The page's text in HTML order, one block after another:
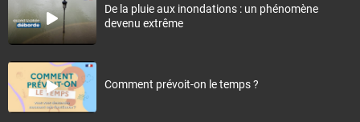
De la pluie aux inondations : un phénomène
devenu extrême
Comment prévoit-on le temps ?